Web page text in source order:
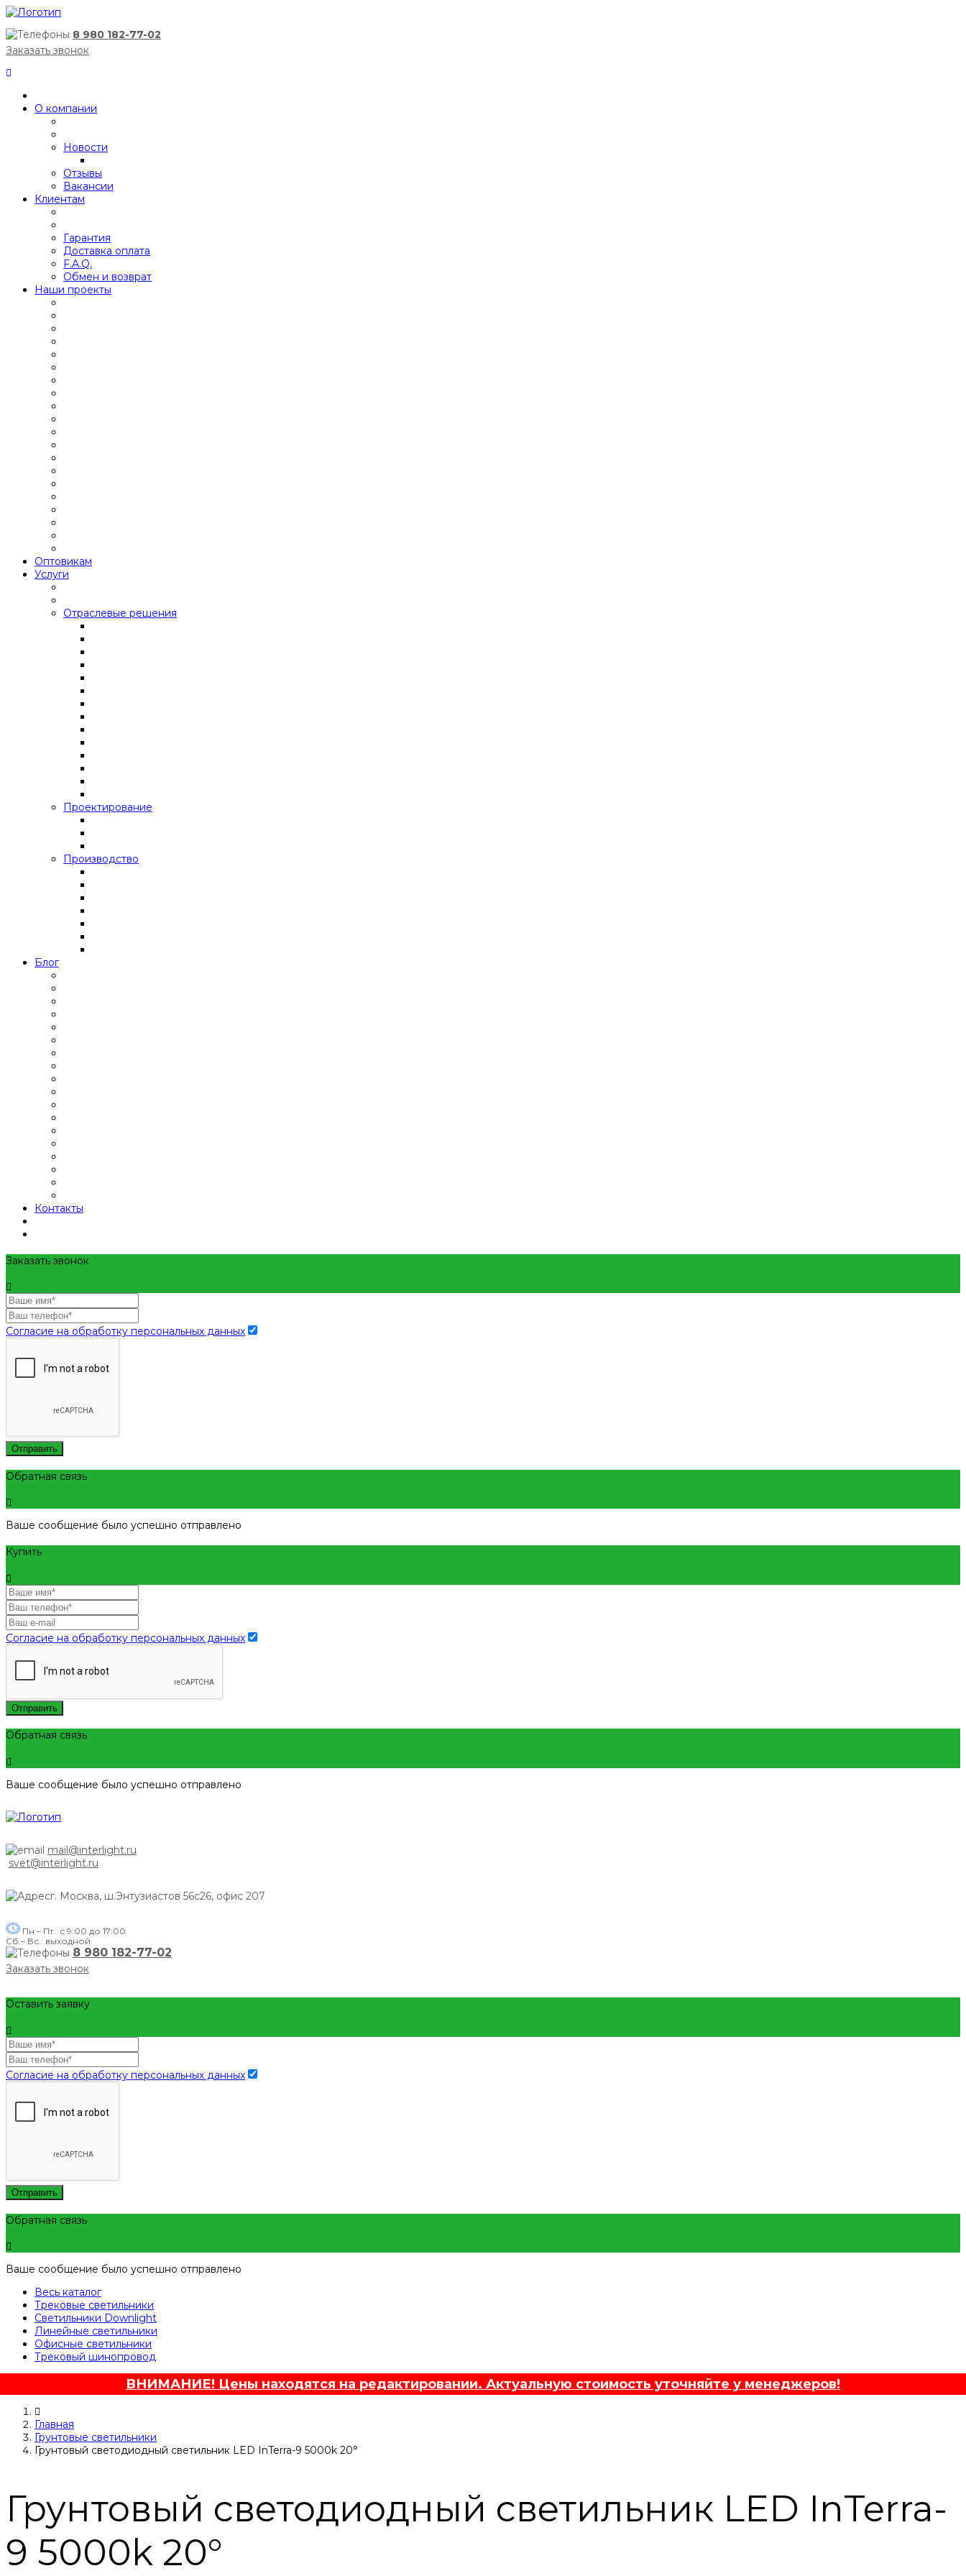
8 980 182-77-02
Заказать звонок
О компании
Новости
Отзывы
Вакансии
Клиентам
Гарантия
Доставка оплата
F.A.Q.
Обмен и возврат
Наши проекты
Оптовикам
Услуги
Отраслевые решения
Проектирование
Производство
Блог
Контакты
Заказать звонок
Согласие на обработку персональных данных
Отправить
Обратная связь
Ваше сообщение было успешно отправлено
Купить
Согласие на обработку персональных данных
Отправить
Обратная связь
Ваше сообщение было успешно отправлено
mail@interlight.ru
svet@interlight.ru
г. Москва, ш.Энтузиастов 56с26, офис 207
Пн.– Пт.: с 9:00 до 17:00
Сб.– Вс.: выходной
8 980 182-77-02
Заказать звонок
Оставить заявку
Согласие на обработку персональных данных
Отправить
Обратная связь
Ваше сообщение было успешно отправлено
Весь каталог
Трековые светильники
Светильники Downlight
Линейные светильники
Офисные светильники
Трековый шинопровод
ВНИМАНИЕ! Цены находятся на редактировании. Актуальную стоимость уточняйте у менеджеров!
Главная
Грунтовые светильники
Грунтовый светодиодный светильник LED InTerra-9 5000k 20°
Грунтовый светодиодный светильник LED InTerra-
9 5000k 20°